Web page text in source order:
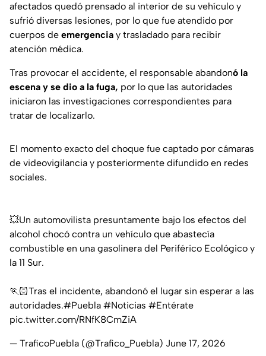
afectados quedó prensado al interior de su vehículo y
sufrió diversas lesiones, por lo que fue atendido por
cuerpos de emergencia y trasladado para recibir
atención médica.
Tras provocar el accidente, el responsable abandonó la
escena y se dio a la fuga, por lo que las autoridades
iniciaron las investigaciones correspondientes para
tratar de localizarlo.
El momento exacto del choque fue captado por cámaras
de videovigilancia y posteriormente difundido en redes
sociales.
💥Un automovilista presuntamente bajo los efectos del
alcohol chocó contra un vehículo que abastecía
combustible en una gasolinera del Periférico Ecológico y
la 11 Sur.
🏃🏻Tras el incidente, abandonó el lugar sin esperar a las
autoridades.#Puebla #Noticias #Entérate
pic.twitter.com/RNfK8CmZiA
— TraficoPuebla (@Trafico_Puebla) June 17, 2026